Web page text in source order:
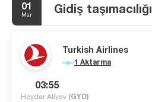
01
Mar Gidiş taşımacılığı
Turkish Airlines
1 Aktarma
03:55
Heydar Aliyev (GYD)